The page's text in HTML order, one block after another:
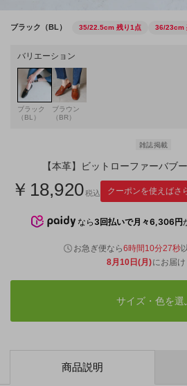
ブラック（BL） 35/22.5cm 残り1点 36/23cm
バリエーション
ブラック
（BL）
ブラウン
（BR）
雑誌掲載
【本革】ビットローファーバブ
￥18,920税込 クーポンを使えばさ
なら 3回払いで月々6,306円
お急ぎ便なら6時間10分26秒
8月10日(月)にお届け
サイズ・色を選
商品説明